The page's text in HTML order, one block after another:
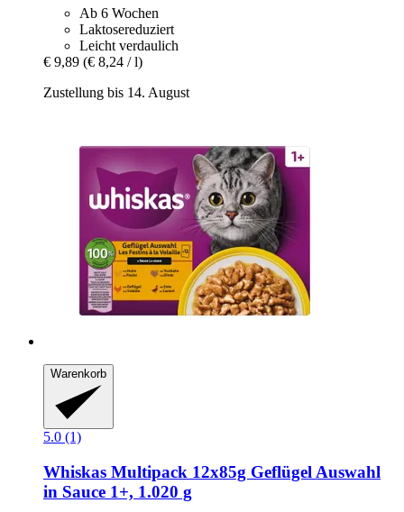
Ab 6 Wochen
Laktosereduziert
Leicht verdaulich
€ 9,89 (€ 8,24 / l)
Zustellung bis 14. August
Warenkorb
5.0 (1)
Whiskas Multipack 12x85g Geflügel Auswahl
in Sauce 1+, 1.020 g